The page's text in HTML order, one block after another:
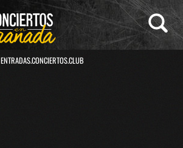
ENTRADAS.CONCIERTOS.CLUB